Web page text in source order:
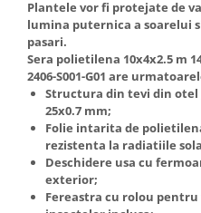
Rindele si freze pentru lemn
Redresoare auto - roboti de
pornire
Suflante cu aer cald
Scari metalice
Strungurii
Scule cu acumulator
Scule pentru electricieni
Masini de carnati (
Masini de spalat vase
Masini de spalat vase
Masini de spalat vase
independente
Masini de spalat rufe
Masini de spalat rufe frontale
Masini de spalat rufe verticale
Plantele vor fi protejate de
lumina puternica a soarelui
pasari.
Sera polietilena 10x4x2.5 m
2406-S001-G01 are
Structura din tevi din otel
25x0.7 mm;
Folie intarita de
rezistenta la radiatiile
Deschidere usa cu
exterior;
Fereastra cu rolou